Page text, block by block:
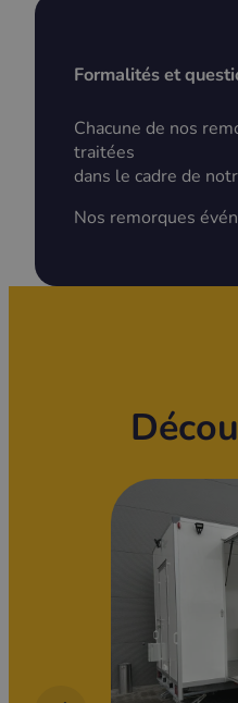
Formalités et
Chacune de nos
traitées
dans le cadre de
Nos remorques